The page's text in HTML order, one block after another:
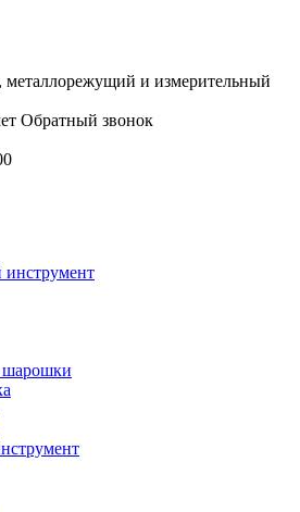
и измерительный
Обратный звонок
шарошки